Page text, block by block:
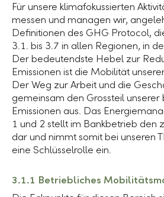
Für unsere klimafokussierten
messen und managen wir,
Definitionen des GHG Protocol,
3.1. bis 3.7 in allen Regionen, in
Der bedeutendste Hebel zur
Emissionen ist die Mobilität
Der Weg zur Arbeit und die
gemeinsam den Grossteil
Emissionen aus. Das
1 und 2 stellt im Bankbetrieb den
dar und nimmt somit bei unseren
eine Schlüsselrolle ein.
3.1.1 Betriebliches